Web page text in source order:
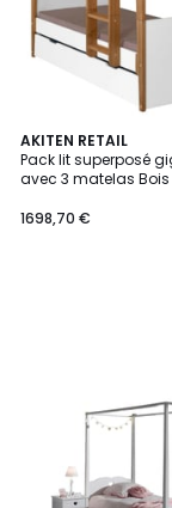
AKITEN RETAIL
Pack lit superposé
avec 3 matelas
1698,70 €